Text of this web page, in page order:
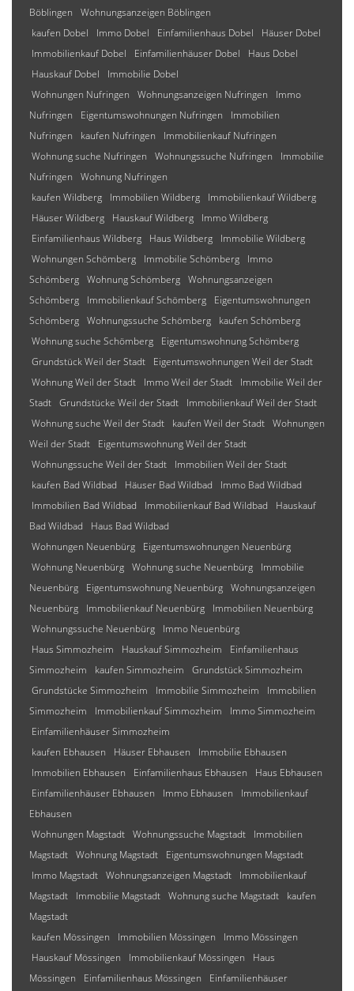
Böblingen
Wohnungsanzeigen Böblingen
kaufen Dobel
Immo Dobel Einfamilienhaus Dobel
Häuser Dobel
Immobilienkauf Dobel
Einfamilienhäuser Dobel
Haus Dobel
Hauskauf Dobel
Immobilie Dobel
Wohnungen Nufringen
Wohnungsanzeigen Nufringen
Immo
Nufringen
Eigentumswohnungen Nufringen
Immobilien
Nufringen
kaufen Nufringen
Immobilienkauf Nufringen
Wohnung suche Nufringen
Wohnungssuche Nufringen
Immobilie
Nufringen
Wohnung Nufringen
kaufen Wildberg
Immobilien Wildberg
Immobilienkauf Wildberg
Häuser Wildberg
Hauskauf Wildberg
Immo Wildberg
Einfamilienhaus Wildberg
Haus Wildberg
Immobilie Wildberg
Wohnungen Schömberg
Immobilie Schömberg
Immo
Schömberg Wohnung Schömberg Wohnungsanzeigen
Schömberg
Immobilienkauf Schömberg
Eigentumswohnungen
Schömberg Wohnungssuche Schömberg
kaufen Schömberg
Wohnung suche Schömberg
Eigentumswohnung Schömberg
Grundstück Weil der Stadt
Eigentumswohnungen Weil der Stadt
Wohnung Weil der Stadt
Immo Weil der Stadt
Immobilie Weil der
Stadt Grundstücke Weil der Stadt
Immobilienkauf Weil der Stadt
Wohnung suche Weil der Stadt
kaufen Weil der Stadt Wohnungen
Weil der Stadt
Eigentumswohnung Weil der Stadt
Wohnungssuche Weil der Stadt
Immobilien Weil der Stadt
kaufen Bad Wildbad
Häuser Bad Wildbad
Immo Bad Wildbad
Immobilien Bad Wildbad
Immobilienkauf Bad Wildbad
Hauskauf
Bad Wildbad
Haus Bad Wildbad
Wohnungen Neuenbürg
Eigentumswohnungen Neuenbürg
Wohnung Neuenbürg Wohnung suche Neuenbürg
Immobilie
Neuenbürg
Eigentumswohnung Neuenbürg Wohnungsanzeigen
Neuenbürg
Immobilienkauf Neuenbürg
Immobilien Neuenbürg
Wohnungssuche Neuenbürg
Immo Neuenbürg
Haus Simmozheim
Hauskauf Simmozheim
Einfamilienhaus
Simmozheim
kaufen Simmozheim
Grundstück Simmozheim
Grundstücke Simmozheim
Immobilie Simmozheim
Immobilien
Simmozheim
Immobilienkauf Simmozheim
Immo Simmozheim
Einfamilienhäuser Simmozheim
kaufen Ebhausen
Häuser Ebhausen
Immobilie Ebhausen
Immobilien Ebhausen
Einfamilienhaus Ebhausen
Haus Ebhausen
Einfamilienhäuser Ebhausen
Immo Ebhausen
Immobilienkauf
Ebhausen
Wohnungen Magstadt Wohnungssuche Magstadt
Immobilien
Magstadt Wohnung Magstadt
Eigentumswohnungen Magstadt
Immo Magstadt Wohnungsanzeigen Magstadt
Immobilienkauf
Magstadt
Immobilie Magstadt Wohnung suche Magstadt
kaufen
Magstadt
kaufen Mössingen
Immobilien Mössingen
Immo Mössingen
Hauskauf Mössingen
Immobilienkauf Mössingen
Haus
Mössingen
Einfamilienhaus Mössingen
Einfamilienhäuser